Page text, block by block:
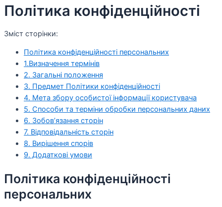
Політика конфіденційності
Зміст сторінки:
Політика конфіденційності персональних
1.Визначення термінів
2. Загальні положення
3. Предмет Політики конфіденційності
4. Мета збору особистої інформації користувача
5. Способи та терміни обробки персональних даних
6. Зобов’язання сторін
7. Відповідальність сторін
8. Вирішення спорів
9. Додаткові умови
Політика конфіденційності
персональних